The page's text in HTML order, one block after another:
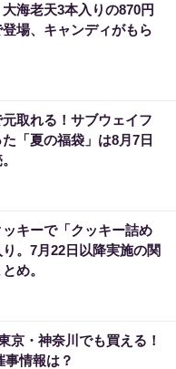
大海老天3本入りの870円
場、キャンディがもら
取れる！サブウェイフ
「夏の福袋」は8月7日
キーで「クッキー詰め
。7月22日以降実施の関
め。
京・神奈川でも買える！
事情報は？